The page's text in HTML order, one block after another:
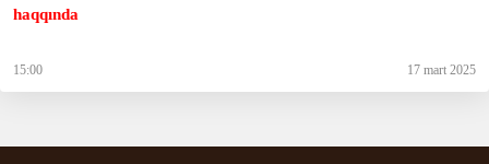
haqqında
15:00 17 mart 2025